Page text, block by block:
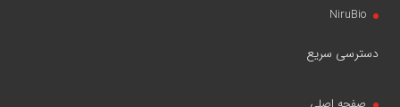
NiruBio
دسترسی سریع